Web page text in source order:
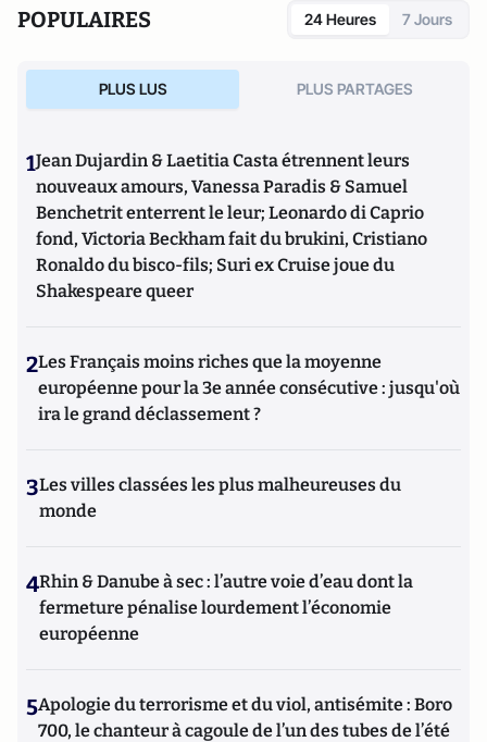
POPULAIRES 24 Heures 7 Jours
PLUS LUS PLUS PARTAGES
1Jean Dujardin & Laetitia Casta étrennent leurs
nouveaux amours, Vanessa Paradis & Samuel
Benchetrit enterrent le leur; Leonardo di Caprio
fond, Victoria Beckham fait du brukini, Cristiano
Ronaldo du bisco-fils; Suri ex Cruise joue du
Shakespeare queer
2Les Français moins riches que la moyenne
européenne pour la 3e année consécutive : jusqu'où
ira le grand déclassement ?
3Les villes classées les plus malheureuses du
monde
4Rhin & Danube à sec : l’autre voie d’eau dont la
fermeture pénalise lourdement l’économie
européenne
5Apologie du terrorisme et du viol, antisémite : Boro
700, le chanteur à cagoule de l’un des tubes de l’été